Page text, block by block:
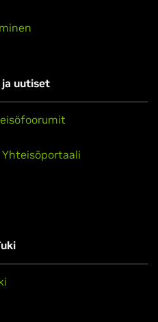
uutiset
Yhteisöportaali